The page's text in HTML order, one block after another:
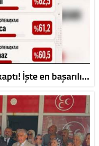
İşte en başarılı…